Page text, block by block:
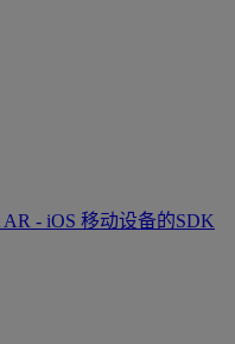
AR - iOS 移动设备的SDK